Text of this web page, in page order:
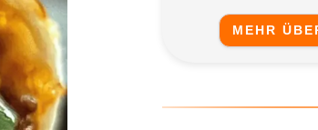
MEHR